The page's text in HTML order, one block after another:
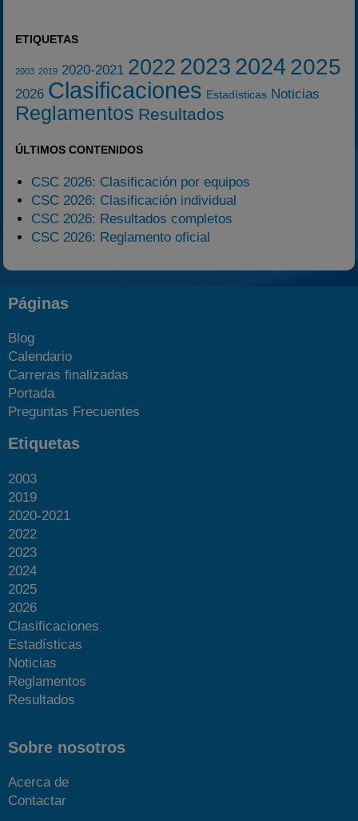
ETIQUETAS
2003 2019 2020-2021 2022 2023 20242025
2026 Clasificaciones Estadísticas Noticias
Reglamentos Resultados
ÚLTIMOS CONTENIDOS
CSC 2026: Clasificación por equipos
CSC 2026: Clasificación individual
CSC 2026: Resultados completos
CSC 2026: Reglamento oficial
Páginas
Blog
Calendario
Carreras finalizadas
Portada
Preguntas Frecuentes
Etiquetas
2003
2019
2020-2021
2022
2023
2024
2025
2026
Clasificaciones
Estadísticas
Noticias
Reglamentos
Resultados
Sobre nosotros
Acerca de
Contactar